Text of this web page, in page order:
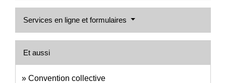
Services en ligne et formulaires
Et aussi
Convention collective